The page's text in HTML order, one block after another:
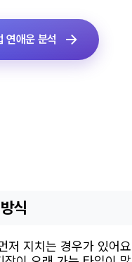
연애운 분석
식
저 지치는 경우가 있어